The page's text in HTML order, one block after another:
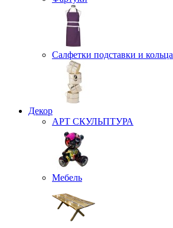
Салфетки подставки и кольца
Декор
АРТ СКУЛЬПТУРА
Мебель